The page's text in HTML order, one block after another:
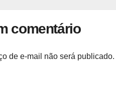
comentário
de e-mail não será publicado.